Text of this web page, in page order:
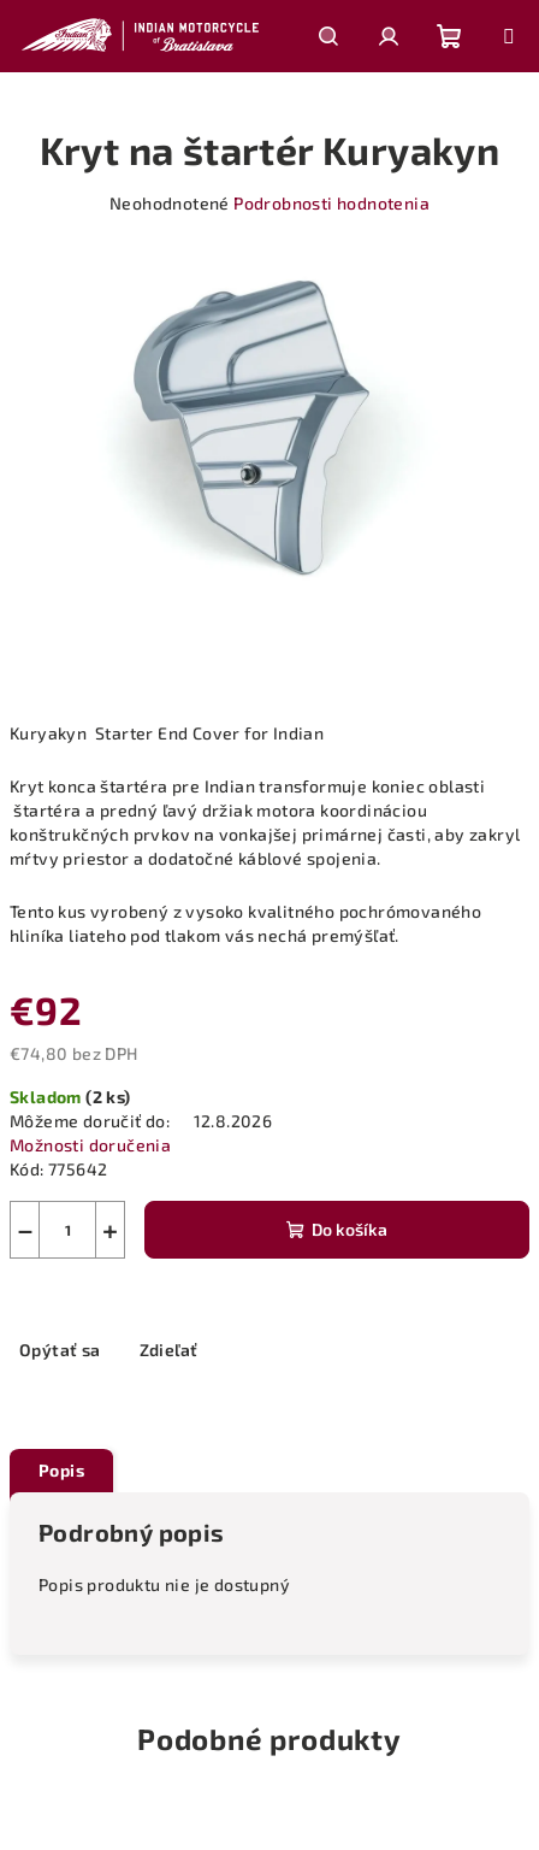
obsah
HľadaťPrihlásenie
košík
Kuryakyn Starter End Cover for Indian
Kryt konca štartéra pre Indian transformuje koniec oblasti
štartéra a predný ľavý držiak motora koordináciou
konštrukčných prvkov na vonkajšej primárnej časti, aby zakryl
mŕtvy priestor a dodatočné káblové spojenia.
Tento kus vyrobený z vysoko kvalitného pochrómovaného
hliníka liateho pod tlakom vás nechá premýšľať.
€92
€74,80 bez DPH
cena:
Skladom(2 ks)
Môžeme doručiť do:
12.8.2026
Možnosti doručenia
Kód: 775642
+
− Do košíka
Opýtať sa Zdieľať
Kryt na štartér Kuryakyn
Priemerné
hviezdičiek.
Neohodnotené Podrobnosti hodnotenia
Popis
Podrobný popis
Popis produktu nie je dostupný
Podobné produkty